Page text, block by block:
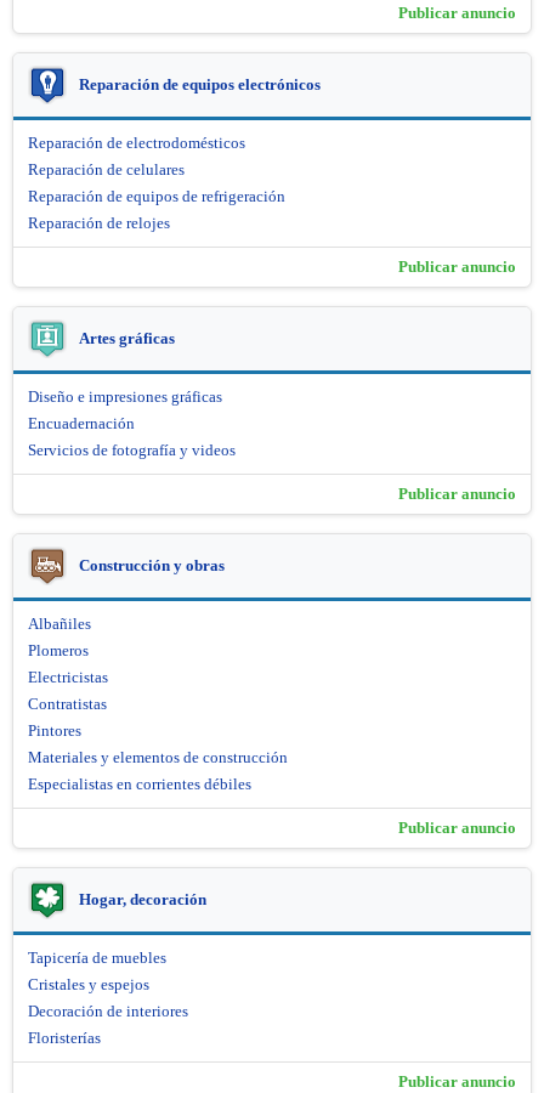
Publicar anuncio
Reparación de equipos electrónicos
Reparación de electrodomésticos
Reparación de celulares
Reparación de equipos de refrigeración
Reparación de relojes
Publicar anuncio
Artes gráficas
Diseño e impresiones gráficas
Encuadernación
Servicios de fotografía y videos
Publicar anuncio
Construcción y obras
Albañiles
Plomeros
Electricistas
Contratistas
Pintores
Materiales y elementos de construcción
Especialistas en corrientes débiles
Publicar anuncio
Hogar, decoración
Tapicería de muebles
Cristales y espejos
Decoración de interiores
Floristerías
Publicar anuncio